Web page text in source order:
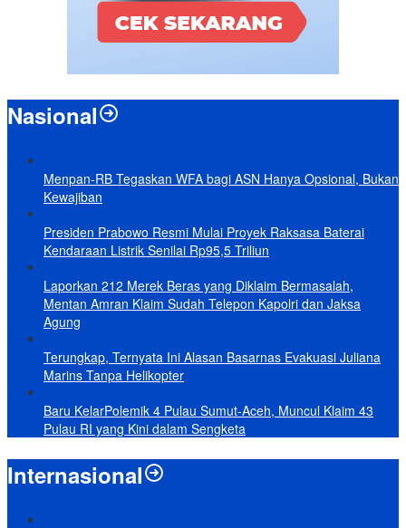
Nasional
Menpan-RB Tegaskan WFA bagi ASN Hanya Opsional, Bukan
Kewajiban
Presiden Prabowo Resmi Mulai Proyek Raksasa Baterai
Kendaraan Listrik Senilai Rp95,5 Triliun
Laporkan 212 Merek Beras yang Diklaim Bermasalah,
Mentan Amran Klaim Sudah Telepon Kapolri dan Jaksa
Agung
Terungkap, Ternyata Ini Alasan Basarnas Evakuasi Juliana
Marins Tanpa Helikopter
Baru KelarPolemik 4 Pulau Sumut-Aceh, Muncul Klaim 43
Pulau RI yang Kini dalam Sengketa
Internasional